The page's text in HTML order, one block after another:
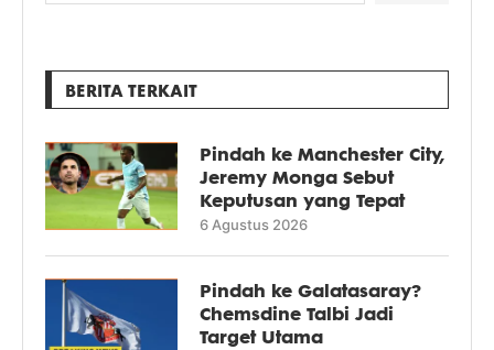
BERITA TERKAIT
Pindah ke Manchester City,
Jeremy Monga Sebut
Keputusan yang Tepat
6 Agustus 2026
Pindah ke Galatasaray?
Chemsdine Talbi Jadi
Target Utama